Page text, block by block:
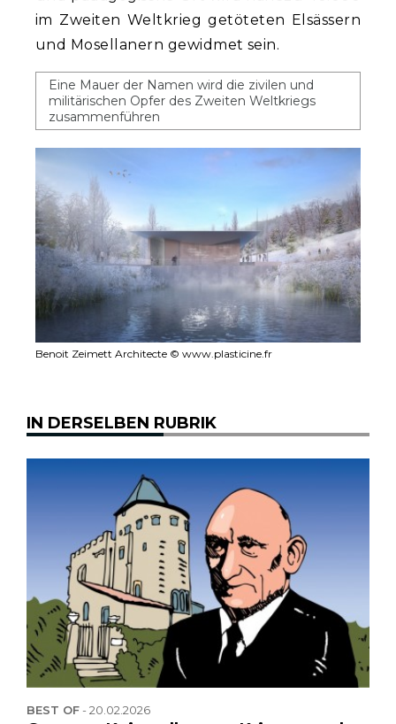
im Zweiten Weltkrieg getöteten Elsässern
und Mosellanern gewidmet sein.
Eine Mauer der Namen wird die zivilen und
militärischen Opfer des Zweiten Weltkriegs
zusammenführen
Benoit Zeimett Architecte © www.plasticine.fr
IN DERSELBEN RUBRIK
BEST OF-20.02.2026